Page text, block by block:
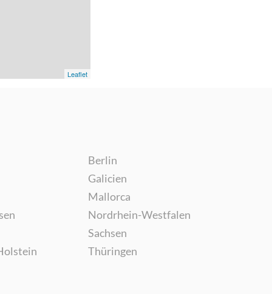
Leaflet
Berlin
Galicien
Mallorca
Nordrhein-Westfalen
Sachsen
Thüringen